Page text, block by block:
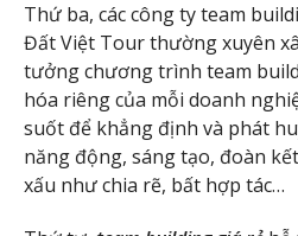
Thứ ba, các công ty team
Đất Việt Tour thường xuyên
tưởng chương trình team
hóa riêng của mỗi doanh
suốt để khẳng định và phát
năng động, sáng tạo, đoàn
xấu như chia rẽ, bất hợp tác…